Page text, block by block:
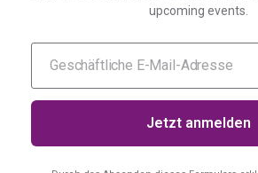
upcoming events.